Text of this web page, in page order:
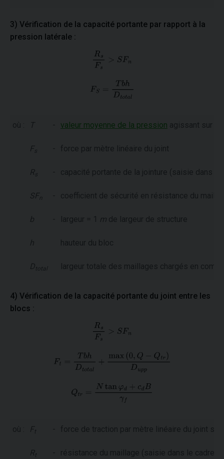
3) Vérification de la capacité portante par rapport à la
pression latérale :
où : T - valeur moyenne de la pression agissant sur la
F s - force par mètre linéaire du joint
Rs - capacité portante de la jointure (saisie dans le
SFn - coefficient de sécurité en résistance du
b - largeur = 1 m de largeur de structure
h hauteur du bloc
Dtotal largeur totale des maillages chargés en
4) Vérification de la capacité portante du joint entre les
blocs :
où : F t - force de traction par mètre linéaire du joint
Rt - résistance du maillage (saisie dans le cadre "